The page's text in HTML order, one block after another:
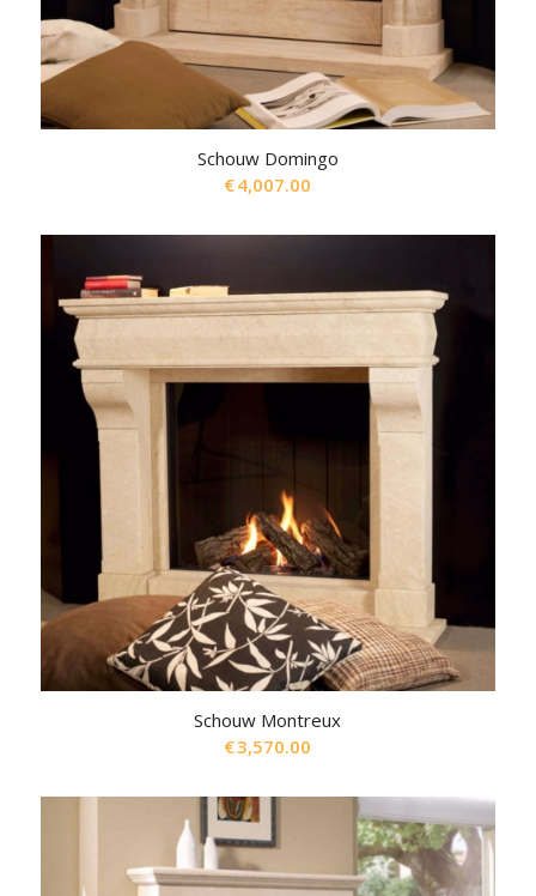
Schouw Domingo
€4,007.00
Schouw Montreux
€3,570.00